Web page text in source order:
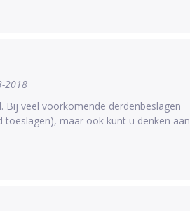
2018
Bij veel voorkomende derdenbeslagen
maar ook kunt u denken aan